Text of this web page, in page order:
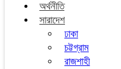
অর্থনীতি
সারাদেশ
ঢাকা
চট্টগ্রাম
রাজশাহী